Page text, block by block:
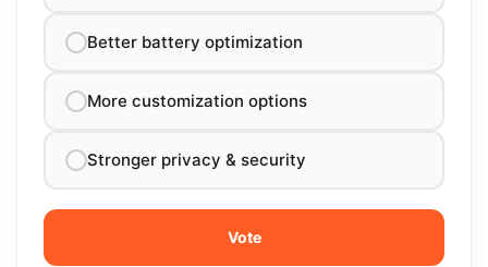
Better battery optimization
More customization options
Stronger privacy & security